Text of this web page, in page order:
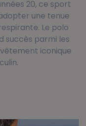
20, ce sport
une tenue
Le polo
succès parmi les
iconique